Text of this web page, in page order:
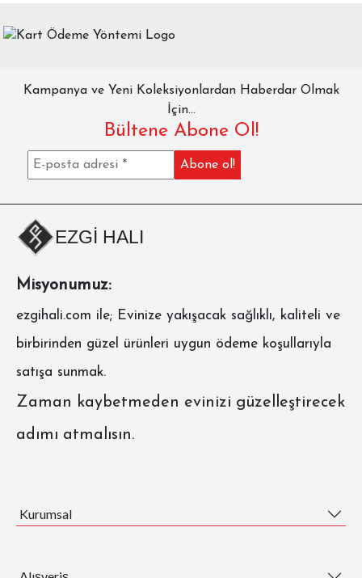
Kampanya ve Yeni Koleksiyonlardan Haberdar Olmak
İçin...
Bültene Abone Ol!
EZGİ HALI
Misyonumuz:
ezgihali.com ile; Evinize yakışacak sağlıklı, kaliteli ve
birbirinden güzel ürünleri uygun ödeme koşullarıyla
satışa sunmak.
Zaman kaybetmeden evinizi güzelleştirecek
adımı atmalısın.
Kurumsal